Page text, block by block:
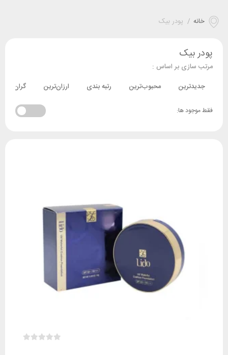
خانه / پودر بیک
پودر بیک
مرتب سازی بر اساس :
جدیدترین
محبوب‌ترین رتبه بندی ارزان‌ترین گران‌ترین
فقط موجود ها: